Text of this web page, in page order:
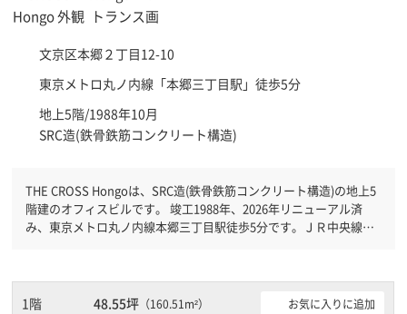
文京区本郷２丁目12-10
東京メトロ丸ノ内線「本郷三丁目駅 」徒歩5分
地上5階/1988年10月
SRC造(鉄骨鉄筋コンクリート構造)
THE CROSS Hongoは、SRC造(鉄骨鉄筋コンクリート構造)の地上5
階建のオフィスビルです。 竣工1988年、2026年リニューアル済
み、東京メトロ丸ノ内線本郷三丁目駅徒歩5分です。ＪＲ中央線水
りますので、地震対策を検討されている方にオススメです。土日・
祝日も利用可能になりますので自由に出入りが出来ます。駐車場完
1階 48.55坪 （160.51m²） お気に入りに追加